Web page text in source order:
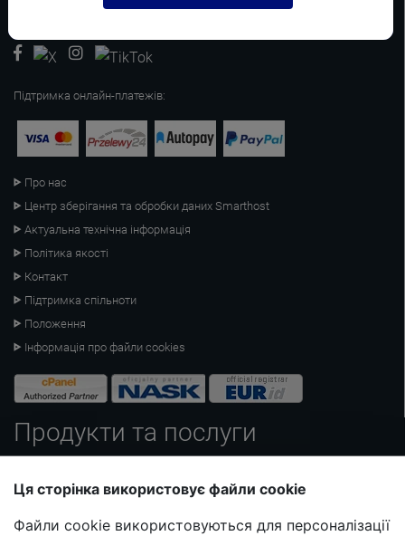
Підтримка онлайн-платежів:
Про нас
Центр зберігання та обробки даних Smarthost
Актуальна технічна інформація
Політика якості
Контакт
Підтримка спільноти
Положення
Інформація про файли cookies
Продукти та послуги
Пакети Smart і Smart-pro
VPS хостинг
Ця сторінка використовує файли cookie
Файли cookie використовуються для персоналізації